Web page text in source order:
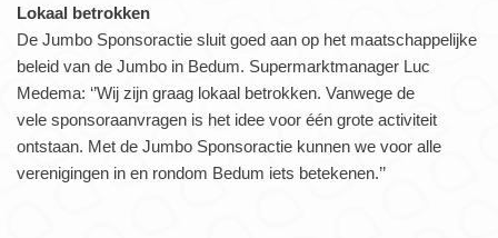
Lokaal betrokken
De Jumbo Sponsoractie sluit goed aan op het maatschappelijke
beleid van de Jumbo in Bedum. Supermarktmanager Luc
Medema: ‘’Wij zijn graag lokaal betrokken. Vanwege de
vele sponsoraanvragen is het idee voor één grote activiteit
ontstaan. Met de Jumbo Sponsoractie kunnen we voor alle
verenigingen in en rondom Bedum iets betekenen.’’